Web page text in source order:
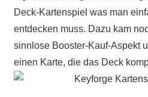
Deck-Kartenspiel was man
entdecken muss. Dazu kam
sinnlose Booster-Kauf-Aspekt
einen Karte, die das Deck